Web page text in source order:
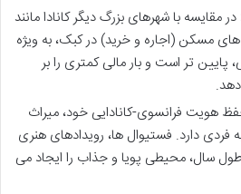
در مقایسه با شهرهای بزرگ دیگر کانادا مانند
های مسکن (اجاره و خرید) در کبک، به ویژه
پایین تر است و بار مالی کمتری را بر
هویت فرانسوی-کانادایی خود، میراث
دارد. فستیوال ها، رویدادهای هنری
سال، محیطی پویا و جذاب را ایجاد می